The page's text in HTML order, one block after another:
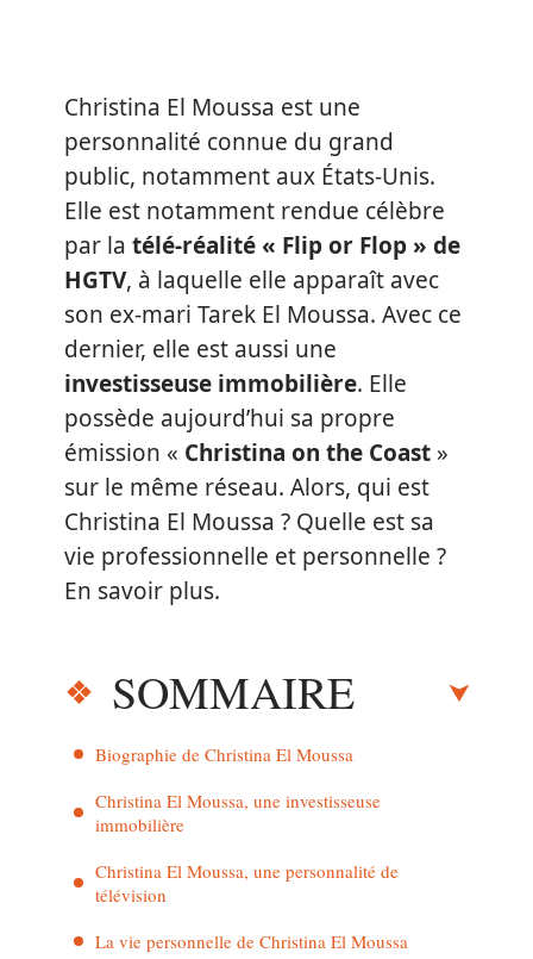
Christina El Moussa est une
personnalité connue du grand
public, notamment aux États-Unis.
Elle est notamment rendue célèbre
par la télé-réalité « Flip or Flop » de
HGTV, à laquelle elle apparaît avec
son ex-mari Tarek El Moussa. Avec ce
dernier, elle est aussi une
investisseuse immobilière. Elle
possède aujourd’hui sa propre
émission « Christina on the Coast »
sur le même réseau. Alors, qui est
Christina El Moussa ? Quelle est sa
vie professionnelle et personnelle ?
En savoir plus.
SOMMAIRE
Biographie de Christina El Moussa
Christina El Moussa, une investisseuse
immobilière
Christina El Moussa, une personnalité de
télévision
La vie personnelle de Christina El Moussa